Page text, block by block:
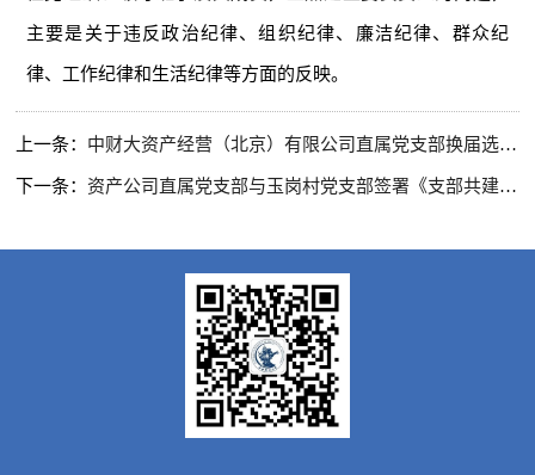
主要是关于违反政治纪律、组织纪律、廉洁纪律、群众纪
律、工作纪律和生活纪律等方面的反映。
上一条： 中财大资产经营（北京）有限公司直属党支部换届选举大会顺利召开
下一条：资产公司直属党支部与玉岗村党支部签署《支部共建协议书》